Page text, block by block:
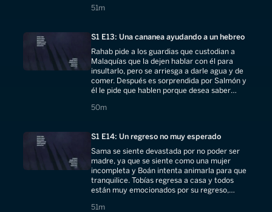
51m
51 minutes
S1 E13: Una cananea ayudando a un hebreo
Rahab pide a los guardias que custodian a
Malaquías que la dejen hablar con él para
insultarlo, pero se arriesga a darle agua y de
comer. Después es sorprendida por Salmón y
él le pide que hablen porque desea saber
50m
50 minutes
S1 E14: Un regreso no muy esperado
Sama se siente devastada por no poder ser
madre, ya que se siente como una mujer
incompleta y Boán intenta animarla para que
tranquilice. Tobías regresa a casa y todos
están muy emocionados por su regreso,
51m
51 minutes